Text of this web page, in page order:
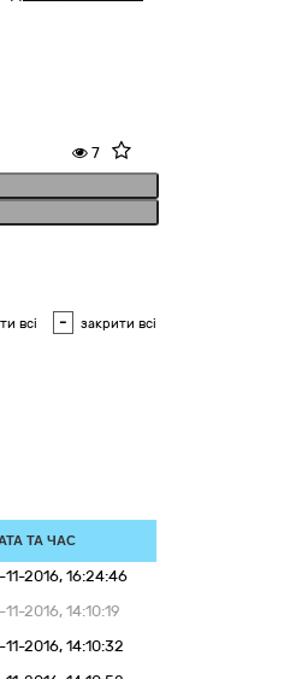
7
всі - закрити всі
ТА ЧАС
11-2016, 16:24:46
11-2016, 14:10:19
11-2016, 14:10:32